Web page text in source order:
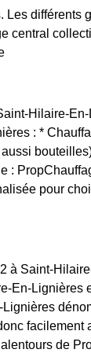
différents
central
Hilaire-
: *
:
pour
à Saint-
En-Lignières
facilement
de